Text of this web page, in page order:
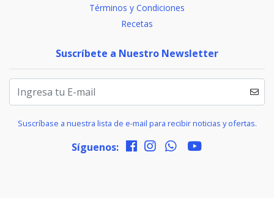
Términos y Condiciones
Recetas
Suscríbete a Nuestro Newsletter
Suscríbase a nuestra lista de e-mail para recibir noticias y ofertas.
Síguenos: